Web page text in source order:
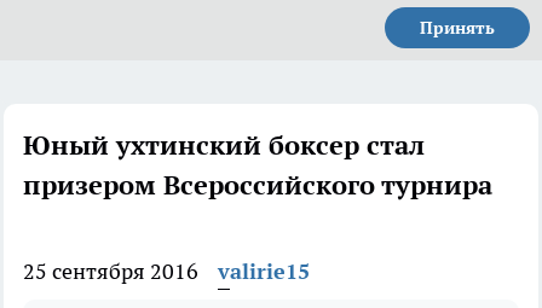
Принять
Юный ухтинский боксер стал
призером Всероссийского турнира
25 сентября 2016 valirie15